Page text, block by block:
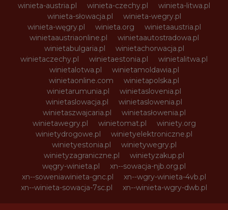
winieta-austria.pl
winieta-czechy.pl
winieta-litwa.pl
winieta-słowacja.pl
winieta-wegry.pl
winieta-węgry.pl
winieta.org
winietaaustria.pl
winietaaustriaonline.pl
winietaautostradowa.pl
winietabulgaria.pl
winietachorwacja.pl
winietaczechy.pl
winietaestonia.pl
winietalitwa.pl
winietalotwa.pl
winietamoldawia.pl
winietaonline.com
winietapolska.pl
winietarumunia.pl
winietaslovenia.pl
winietaslowacja.pl
winietaslowenia.pl
winietaszwajcaria.pl
winietasłowenia.pl
winietawegry.pl
winietomat.pl
winiety.org
winietydrogowe.pl
winietyelektroniczne.pl
winietyestonia.pl
winietywegry.pl
winietyzagraniczne.pl
winietyzakup.pl
węgry-winieta.pl
xn--sowacja-njb.org.pl
xn--soweniawinieta-gnc.pl
xn--wgry-winieta-4vb.pl
xn--winieta-sowacja-7sc.pl
xn--winieta-wgry-dwb.pl